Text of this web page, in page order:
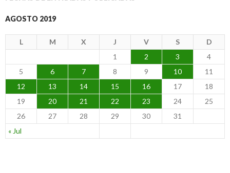
AGOSTO 2019
L M X J V S D
« Jul
1 2 3
4
5
6 7 8 9 10
11
12
13 14 15 16 17
18
19
20 21 22 23 24
25
26
27 28 29 30 31